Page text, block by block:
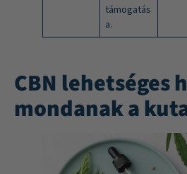
támogatás
a.
CBN lehetséges
mondanak a